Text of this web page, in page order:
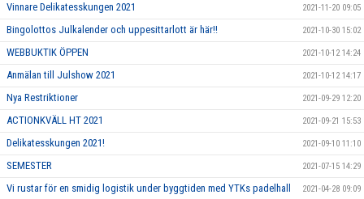
Vinnare Delikatesskungen 2021 2021-11-20 09:05
Bingolottos Julkalender och uppesittarlott är här!! 2021-10-30 15:02
WEBBUKTIK ÖPPEN 2021-10-12 14:24
Anmälan till Julshow 2021 2021-10-12 14:17
Nya Restriktioner 2021-09-29 12:20
ACTIONKVÄLL HT 2021 2021-09-21 15:53
Delikatesskungen 2021! 2021-09-10 11:10
SEMESTER 2021-07-15 14:29
Vi rustar för en smidig logistik under byggtiden med YTKs padelhall 2021-04-28 09:09